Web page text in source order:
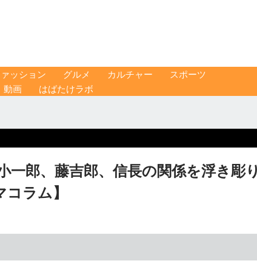
ッション グルメ カルチャー
スポーツ
動画 はばたけラボ
一郎、藤吉郎、信長の関係を浮き彫
ラム】